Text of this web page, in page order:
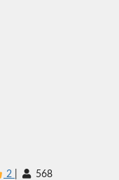
2 568